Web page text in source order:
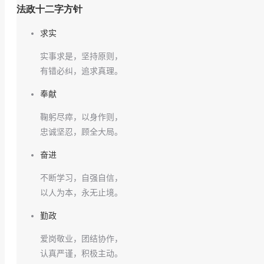
法政十二字方针
求实
实事求是，坚持原则，
有错必纠，追求真理。
奉献
鞠躬尽瘁，以身作则，
忠诚坚忍，顾全大局。
奋进
不断学习，自强自信，
以人为本，永无止境。
勤政
爱岗敬业，团结协作，
认真严谨，积极主动。